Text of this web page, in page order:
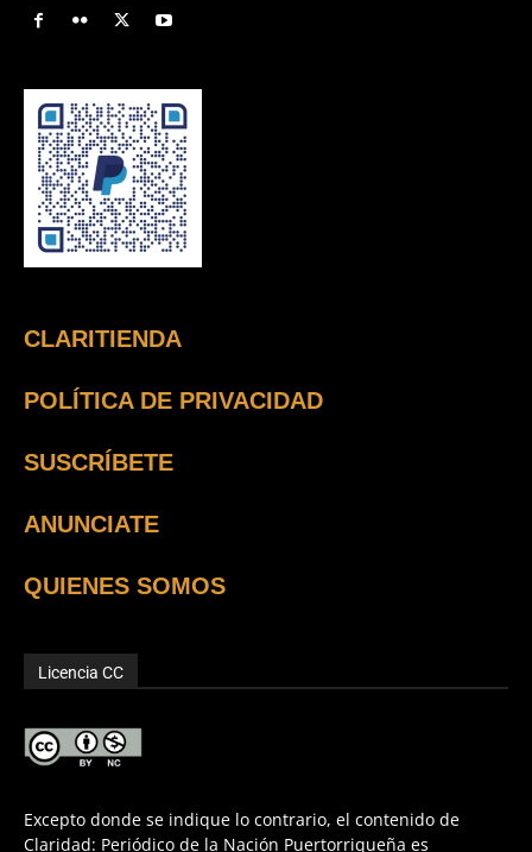
CLARITIENDA
POLÍTICA DE PRIVACIDAD
SUSCRÍBETE
ANUNCIATE
QUIENES SOMOS
Licencia CC
Excepto donde se indique lo contrario, el contenido de
Claridad: Periódico de la Nación Puertorriqueña es